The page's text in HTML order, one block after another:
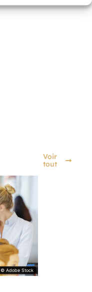
Voir
tout
© Adobe Stock
© Adobe Stock